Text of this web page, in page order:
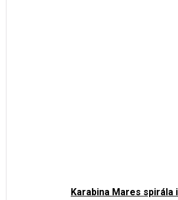
Karabina Mares spirála